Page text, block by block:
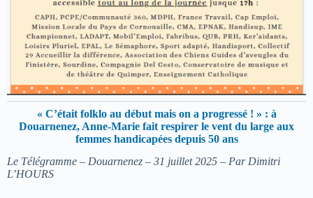
« C’était folklo au début mais on a progressé ! » : à
Douarnenez, Anne-Marie fait respirer le vent du large aux
femmes handicapées depuis 50 ans
Le Télégramme – Douarnenez – 31 juillet 2025 – Par Dimitri
L’HOURS